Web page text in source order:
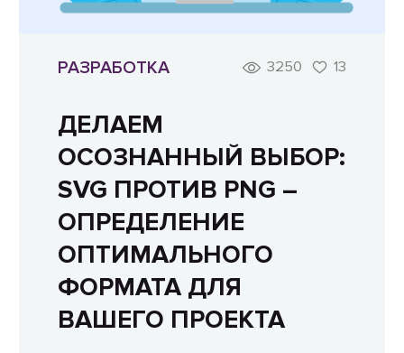
РАЗРАБОТКА 3250 13
ДЕЛАЕМ
ОСОЗНАННЫЙ ВЫБОР:
SVG ПРОТИВ PNG –
ОПРЕДЕЛЕНИЕ
ОПТИМАЛЬНОГО
ФОРМАТА ДЛЯ
ВАШЕГО ПРОЕКТА